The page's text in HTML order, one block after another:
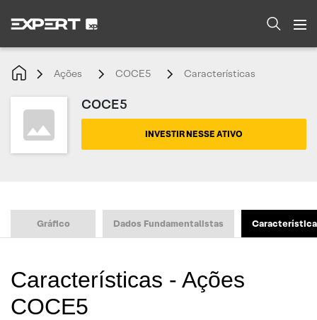
Ações COCE5 Características
COCE5
INVESTIR NESSE ATIVO
Gráfico Dados Fundamentalistas
Características - Ações
COCE5